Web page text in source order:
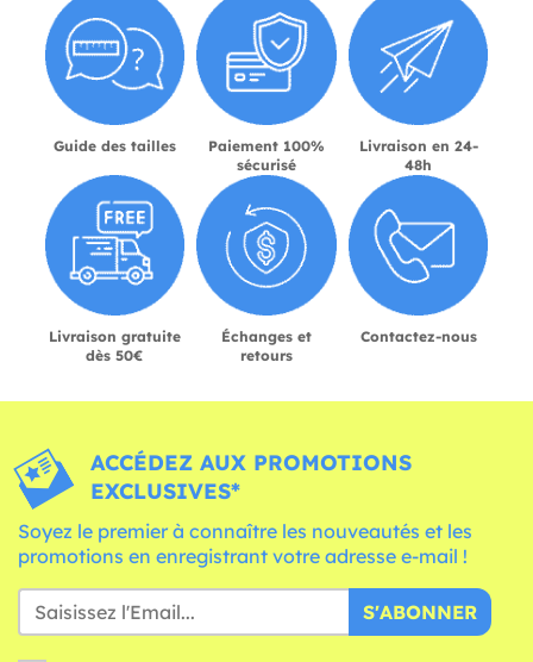
Guide des tailles
Paiement 100%
sécurisé
Livraison en 24-
48h
Livraison gratuite
dès 50€
Échanges et
retours
Contactez-nous
ACCÉDEZ AUX PROMOTIONS
EXCLUSIVES*
Soyez le premier à connaître les nouveautés et les
promotions en enregistrant votre adresse e-mail !
S'ABONNER